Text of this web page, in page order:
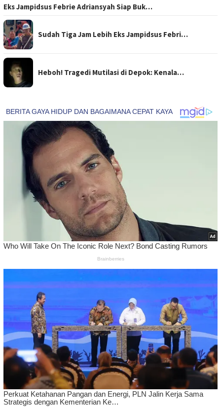
Eks Jampidsus Febrie Adriansyah Siap Buk…
Sudah Tiga Jam Lebih Eks Jampidsus Febri…
Heboh! Tragedi Mutilasi di Depok: Kenala…